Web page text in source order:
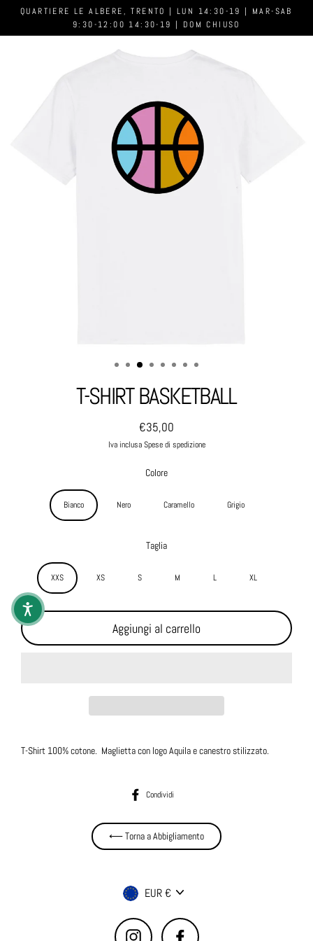
QUARTIERE LE ALBERE, TRENTO | LUN 14:30-19 | MAR-SAB
9:30-12:00 14:30-19 | DOM CHIUSO
T-SHIRT BASKETBALL
Prezzo normale
€35,00
Iva inclusa Spese di spedizione
Colore
Bianco Nero Caramello Grigio
Taglia
XXS XS S M L XL
Aggiungi al carrello
T-Shirt 100% cotone. Maglietta con logo Aquila e canestro stilizzato.
Condividi
⟵ Torna a Abbigliamento
Valuta
EUR €
Instagram Facebook